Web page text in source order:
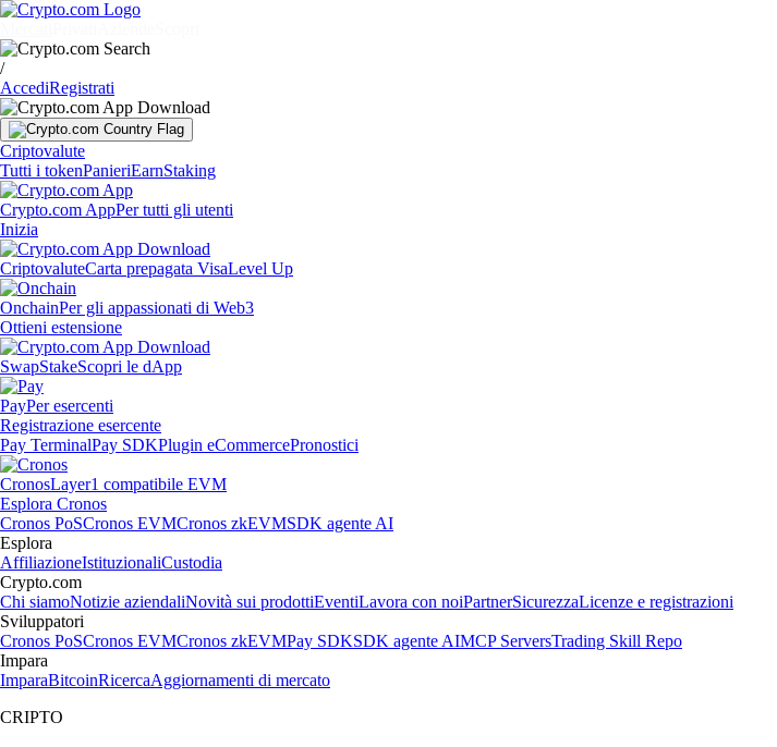
/
AccediRegistrati
Criptovalute
Tutti i tokenPanieriEarnStaking
Crypto.com AppPer tutti gli utenti
Inizia
CriptovaluteCarta prepagata VisaLevel Up
OnchainPer gli appassionati di Web3
Ottieni estensione
SwapStakeScopri le dApp
PayPer esercenti
Registrazione esercente
Pay TerminalPay SDKPlugin eCommercePronostici
CronosLayer1 compatibile EVM
Esplora Cronos
Cronos PoSCronos EVMCronos zkEVMSDK agente AI
Esplora
AffiliazioneIstituzionaliCustodia
Crypto.com
Chi siamoNotizie aziendaliNovità sui prodottiEventiLavora con noiPartnerSicurezzaLicenze e registrazioni
Sviluppatori
Cronos PoSCronos EVMCronos zkEVMPay SDKSDK agente AIMCP ServersTrading Skill Repo
Impara
ImparaBitcoinRicercaAggiornamenti di mercato
CRIPTO